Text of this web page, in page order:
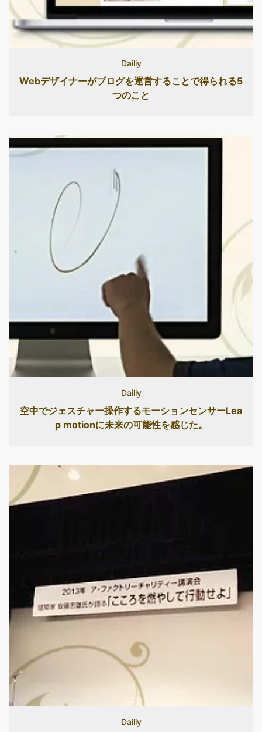
Dailiy
Webデザイナーがブログを運営することで得られる5
つのこと
Dailiy
空中でジェスチャー操作するモーションセンサーLea
p motionに未来の可能性を感じた。
Dailiy